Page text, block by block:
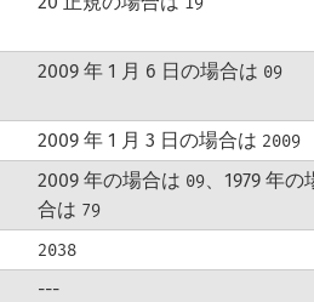
2009 年 1 月 6 日の場合は 09
2009 年 1 月 3 日の場合は 2009
2009 年の場合は 09、1979 年の
合は 79
2038
---